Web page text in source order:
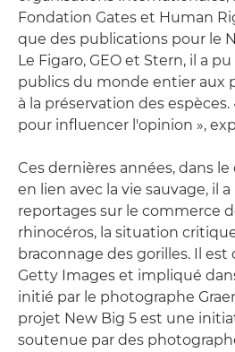
Fondation Gates et Human
que des publications pour le
Le Figaro, GEO et Stern, il a
publics du monde entier aux
à la préservation des espèces.
pour influencer l'opinion »,
Ces dernières années, dans
en lien avec la vie sauvage, il
reportages sur le commerce
rhinocéros, la situation
braconnage des gorilles. Il
Getty Images et impliqué
initié par le photographe
projet New Big 5 est une
soutenue par des